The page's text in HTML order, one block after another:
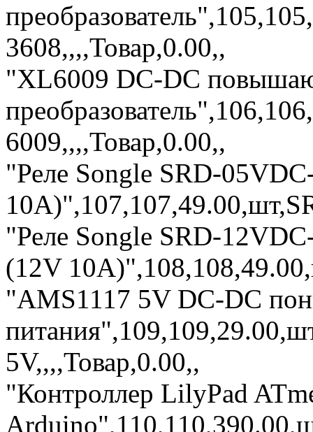
3608,,,,Товар,0.00,,
"XL6009 DC-DC
6009,,,,Товар,0.00,,
"Реле Songle SRD-
"Реле Songle SRD-
(12V
"AMS1117 5V DC-DC
5V,,,,Товар,0.00,,
"Контроллер LilyPad